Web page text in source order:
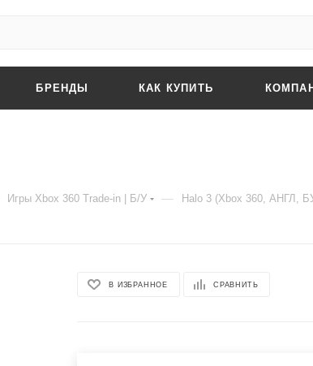
БРЕНДЫ КАК КУПИТЬ
Игры Xbox 360 Trade-in | Б/У — Halo 3 (Xbox 360, АНГЛ,
В ИЗБРАННОЕ СРАВНИТЬ